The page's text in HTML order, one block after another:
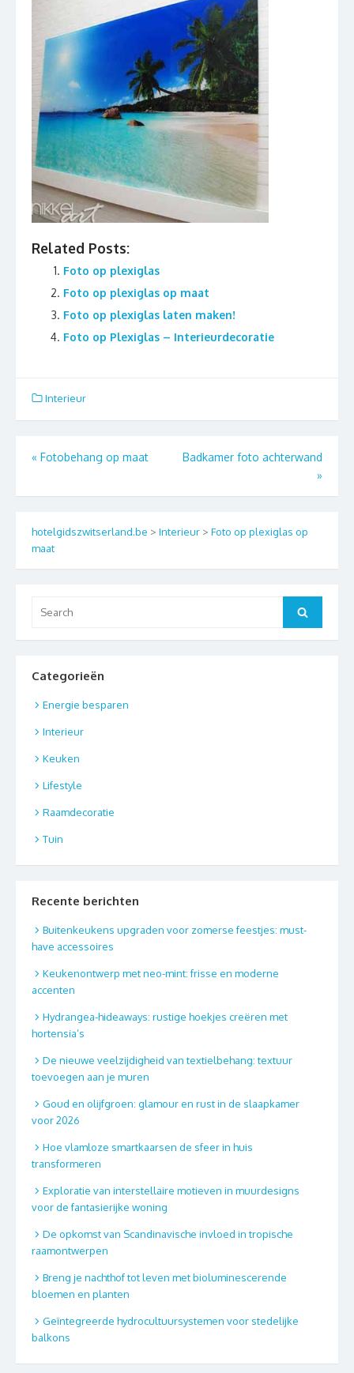
Related Posts:
Foto op plexiglas
Foto op plexiglas op maat
Foto op plexiglas laten maken!
Foto op Plexiglas – Interieurdecoratie
Interieur
Berichtnavigatie
« Fotobehang op maat
Badkamer foto achterwand
»
hotelgidszwitserland.be > Interieur > Foto op plexiglas op
maat
for:
Search
Categorieën
Energie besparen
Interieur
Keuken
Lifestyle
Raamdecoratie
Tuin
Recente berichten
Buitenkeukens upgraden voor zomerse feestjes: must-
have accessoires
Keukenontwerp met neo-mint: frisse en moderne
accenten
Hydrangea-hideaways: rustige hoekjes creëren met
hortensia’s
De nieuwe veelzijdigheid van textielbehang: textuur
toevoegen aan je muren
Goud en olijfgroen: glamour en rust in de slaapkamer
voor 2026
Hoe vlamloze smartkaarsen de sfeer in huis
transformeren
Exploratie van interstellaire motieven in muurdesigns
voor de fantasierijke woning
De opkomst van Scandinavische invloed in tropische
raamontwerpen
Breng je nachthof tot leven met bioluminescerende
bloemen en planten
Geïntegreerde hydrocultuursystemen voor stedelijke
balkons